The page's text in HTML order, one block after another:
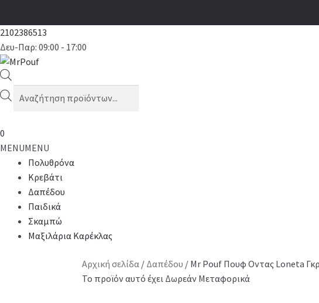
2102386513
Δευ-Παρ: 09:00 - 17:00
Products
search
0
MENUMENU
Πολυθρόνα
Κρεβάτι
Δαπέδου
Παιδικά
Σκαμπώ
Μαξιλάρια Καρέκλας
Αρχική σελίδα / Δαπέδου / Mr Pouf Πουφ Οντας Loneta
Το προϊόν αυτό έχει Δωρεάν Μεταφορικά